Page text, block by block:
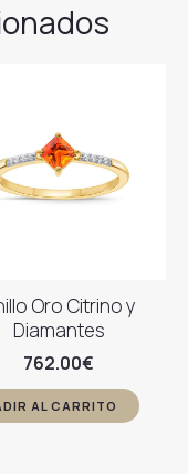
Oro Citrino y
Diamantes
762.00€
AL CARRITO